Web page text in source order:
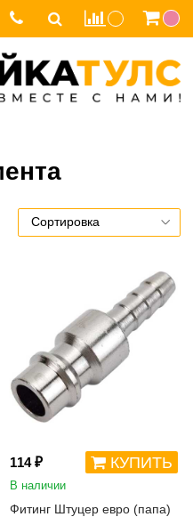
114 ₽ КУПИТЬ
В наличии
Фитинг Штуцер евро (папа)